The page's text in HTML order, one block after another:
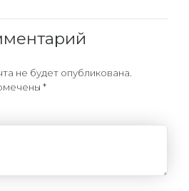
не будет опубликована.
*